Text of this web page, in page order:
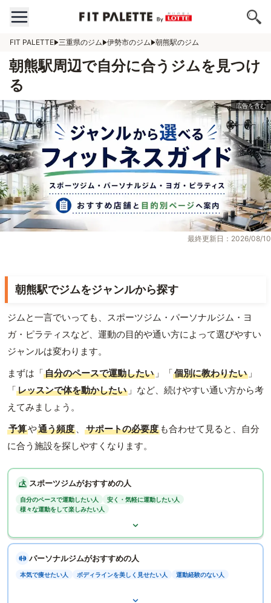
FIT PALETTE 三重県のジム 伊勢市のジム 朝熊駅のジム
朝熊駅周辺で自分に合うジムを見つけ
る
最終更新日：2026/08/10
朝熊駅でジムをジャンルから探す
ジムと一言でいっても、スポーツジム・パーソナルジム・ヨ
ガ・ピラティスなど、運動の目的や通い方によって選びやすい
ジャンルは変わります。
まずは「自分のペースで運動したい 」「個別に教わりたい 」
「レッスンで体を動かしたい 」など、続けやすい通い方から考
えてみましょう。
予算や通う頻度 、 サポートの必要度 も合わせて見ると、自分
に合う施設を探しやすくなります。
スポーツジムがおすすめの人
自分のペースで運動したい人
安く・気軽に運動したい人
様々な運動をして楽しみたい人
パーソナルジムがおすすめの人
本気で痩せたい人 ボディラインを美しく見せたい人 運動経験のない人